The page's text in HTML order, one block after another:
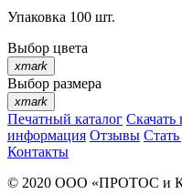
Упаковка 100 шт.
Выбор цвета
xmark
Выбор размера
xmark
Печатный каталог Скачать
информация Отзывы
Контакты
© 2020 ООО «ПРОТОС и